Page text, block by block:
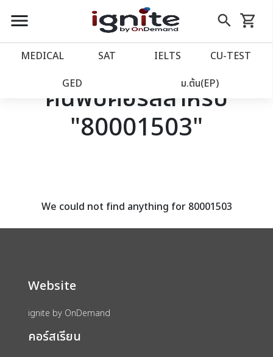
close
account_balance หน้าแรก
เว็บไซต์อิกไนท์
โปรโมชั่น
assignment ลงทะเบียน
menu search
Skip
to
shopping_cart
รถเข็น
MEDICAL SAT IELTS CU‑TEST
GED ม.ต้น(EP)
ค้นพบคอร์สสำหรับ
"80001503"
We could not find anything for 80001503
Website
ignite by OnDemand
คอร์สเรียน